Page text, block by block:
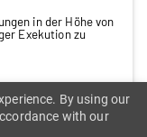
in der Höhe von
Exekution zu
unstrittiger
By using our
with our